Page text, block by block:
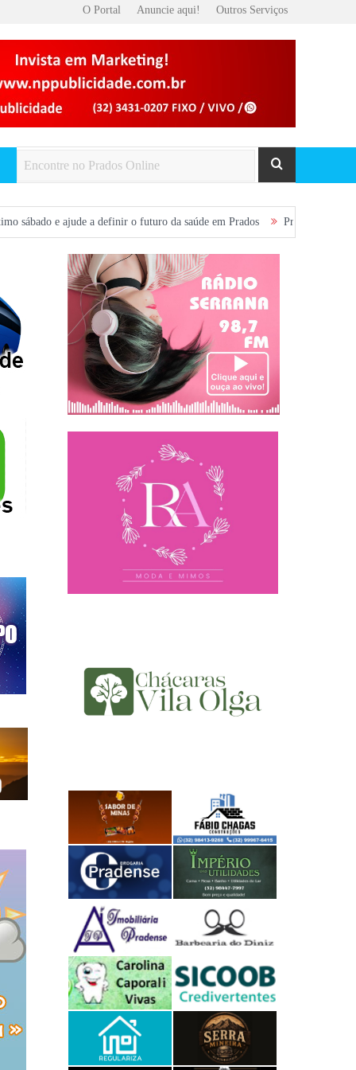
O Portal Anuncie aqui! Outros Serviços
definir o futuro da saúde em Prados Prados será palco do 9º Open